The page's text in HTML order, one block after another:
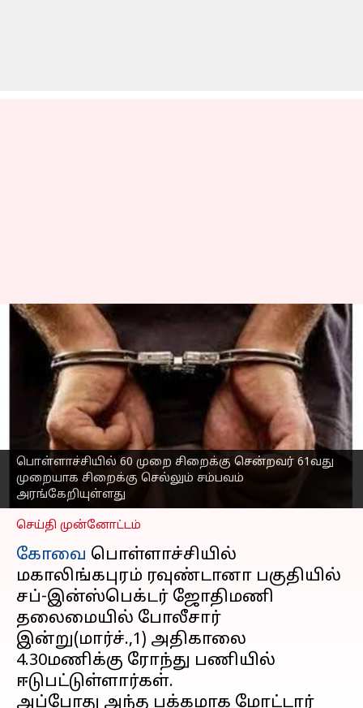
பொள்ளாச்சியில் 60 முறை சிறைக்கு சென்றவர் 61வது
முறையாக சிறைக்கு செல்லும் சம்பவம்
அரங்கேறியுள்ளது
பொள்ளாச்சியில் 60 முறை
சிறைக்கு சென்றவர்
61வது முறையாக
சிறைக்கு செல்லும்
சம்பவம்
அரங்கேறியுள்ளது
எழுதியவர் Nivetha P Mar 01, 2023 09:05 pm
செய்தி முன்னோட்டம்
கோவை பொள்ளாச்சியில்
மகாலிங்கபுரம் ரவுண்டானா பகுதியில்
சப்-இன்ஸ்பெக்டர் ஜோதிமணி
தலைமையில் போலீசார்
இன்று(மார்ச்.,1) அதிகாலை
4.30மணிக்கு ரோந்து பணியில்
ஈடுபட்டுள்ளார்கள்.
அப்போது அந்த பக்கமாக மோட்டார்